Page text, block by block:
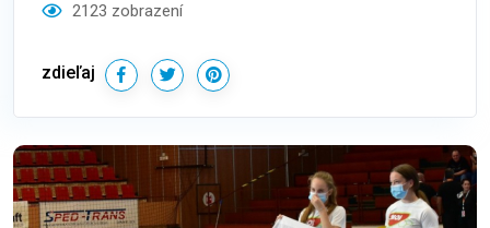
2123 zobrazení
zdieľaj